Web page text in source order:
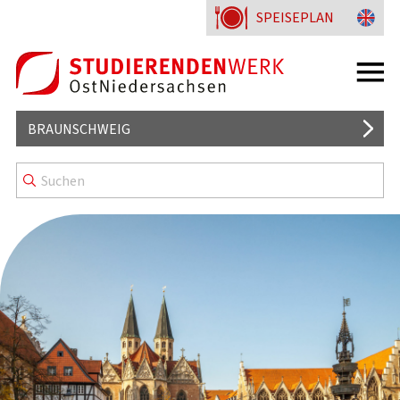
BRAUNSCHWEIG
MENSEN UND CAFETERIEN
KENNZEICHNUNG & MENÜLINIEN
WOHNHEIME
SPEISEPLAN